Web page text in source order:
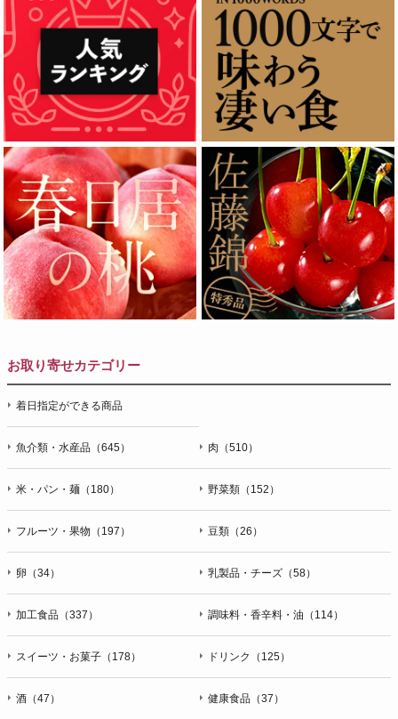
お取り寄せカテゴリー
着日指定ができる商品
魚介類・水産品（645） 肉（510）
米・パン・麺（180） 野菜類（152）
フルーツ・果物（197） 豆類（26）
卵（34） 乳製品・チーズ（58）
加工食品（337） 調味料・香辛料・油（114）
スイーツ・お菓子（178） ドリンク（125）
酒（47） 健康食品（37）